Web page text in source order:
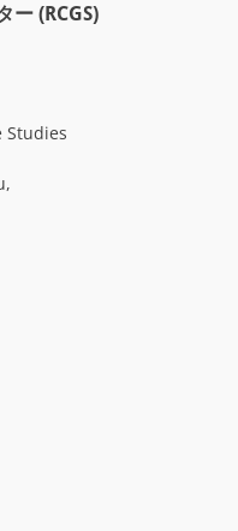
ー (RCGS)
Studies